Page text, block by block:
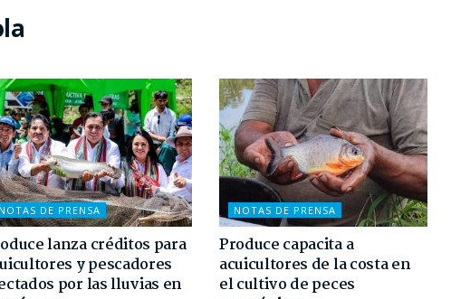
NOTAS DE PRENSA
lanza créditos para
y pescadores
por las lluvias en
NOTAS DE PRENSA
Produce capacita a
acuicultores de la costa en
el cultivo de peces